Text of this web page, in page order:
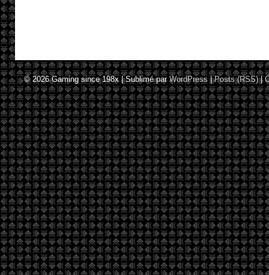
© 2026Gaming since 198x|Sublimé parWordPress |Posts (RSS)|